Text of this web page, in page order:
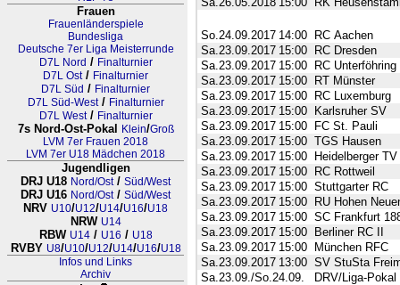
Frauen
Frauenländerspiele
Bundesliga
Deutsche 7er Liga Meisterrunde
D7L Nord / Finalturnier
D7L Ost/ Finalturnier
D7L Süd / Finalturnier
D7L Süd-West/ Finalturnier
D7L West/ Finalturnier
7s Nord-Ost-Pokal Klein/Groß
LVM 7er Frauen 2018
LVM 7er U18 Mädchen 2018
Jugendligen
DRJ U18 Nord/Ost/ Süd/West
DRJ U16 Nord/Ost/ Süd/West
NRV U10/U12/U14/U16/U18
NRW U14
RBW U14/ U16 / U18
RVBY U8/U10/U12/U14/U16/U18
Infos und Links
Archiv
So.24.09.2017 14:00
RC Aachen
Sa.23.09.2017 15:00
RC Dresden
Sa.23.09.2017 15:00
RC Unterföhring
Sa.23.09.2017 15:00
RT Münster
Sa.23.09.2017 15:00
RC Luxemburg
Sa.23.09.2017 15:00
Karlsruher SV
Sa.23.09.2017 15:00
FC St. Pauli
Sa.23.09.2017 15:00 TGS Hausen
Sa.23.09.2017 15:00
Heidelberger TV
Sa.23.09.2017 15:00
RC Rottweil
Sa.23.09.2017 15:00 Stuttgarter RC
Sa.23.09.2017 15:00
RU Hohen
Sa.23.09.2017 15:00 SC Frankfurt
Sa.23.09.2017 15:00
Berliner RC II
Sa.23.09.2017 15:00
München RFC
Sa.23.09.2017 13:00 SV StuSta
Sa.23.09./So.24.09.
DRV/Liga-Pokal